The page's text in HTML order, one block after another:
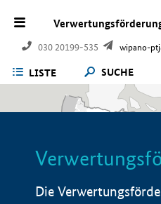
030 20199-535 wipano-
LISTE SUCHE
Die